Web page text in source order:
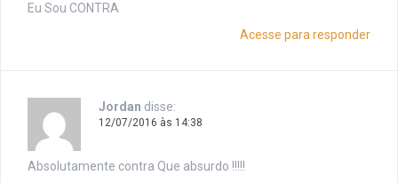
Eu Sou CONTRA
Acesse para responder
Jordan disse:
12/07/2016 às 14:38
Absolutamente contra Que absurdo !!!!!